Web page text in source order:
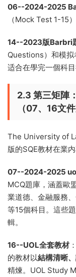
06--2024-2025
（Mock Test 1-15
14--2023版Barbri
Questions）和模拟
适合在學完一個科
2.3 第三矩陣
（07、16文
The University of
版的SQE教材在業
07--2024-2025
MCQ題庫，涵蓋歐
業道德、金融服務
等15個科目。這些
輯。
16--UOL全套教材
的教材以結構清晰
精煉。UOL Study